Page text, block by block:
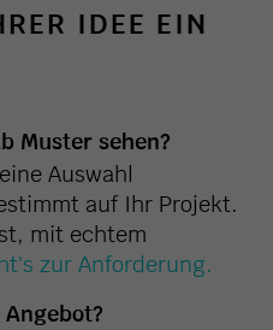
IDEE EIN
Muster sehen?
Auswahl
auf Ihr Projekt.
mit echtem
zur Anforderung.